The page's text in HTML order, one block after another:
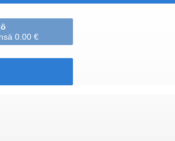
0.00 €